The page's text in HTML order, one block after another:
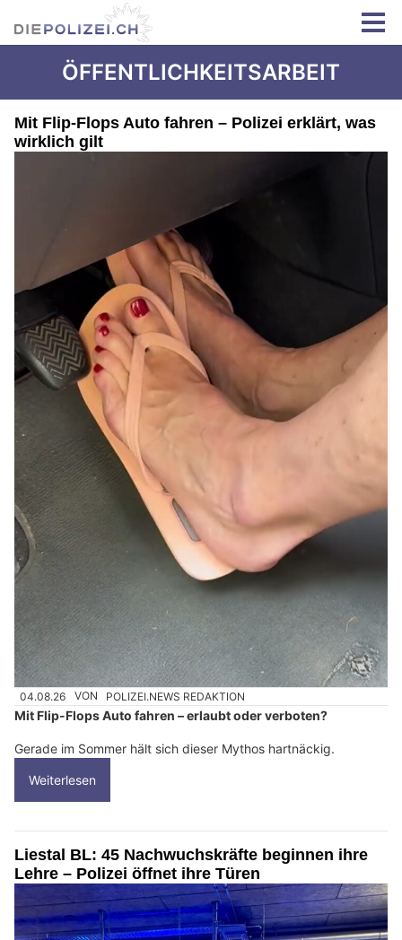
ÖFFENTLICHKEITSARBEIT
Mit Flip-Flops Auto fahren – Polizei erklärt, was
wirklich gilt
04.08.26 VON POLIZEI.NEWS REDAKTION
Mit Flip-Flops Auto fahren – erlaubt oder verboten?
Gerade im Sommer hält sich dieser Mythos hartnäckig.
Weiterlesen
Liestal BL: 45 Nachwuchskräfte beginnen ihre
Lehre – Polizei öffnet ihre Türen